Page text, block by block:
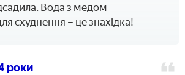
Вода з медом
схуднення – це знахідка!
роки